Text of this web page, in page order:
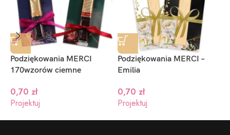
Podziękowania MERCI
170wzorów ciemne
0,70 zł
Projektuj
Podziękowania MERCI –
Emilia
0,70 zł
Projektuj